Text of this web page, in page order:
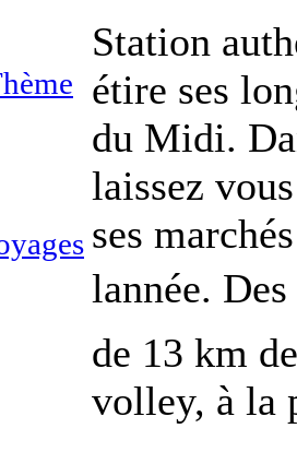
Station
étire ses
du Midi.
laissez
ses
lannée.
de 13 km
volley, à la